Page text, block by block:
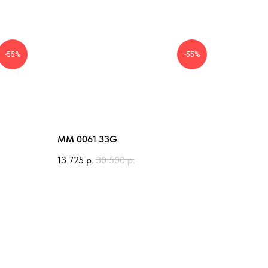
-55% -55%
MM 0061 33G
13 725 р. 30 500 р.